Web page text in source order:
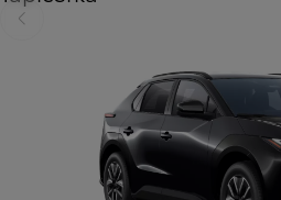
Poprzedni